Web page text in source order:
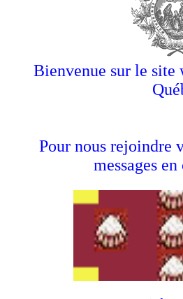
Bienvenue sur le site
Pour nous rejoindre
messages